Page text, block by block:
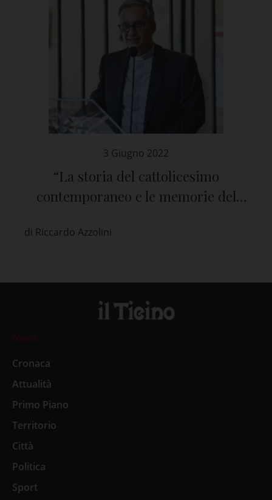
3 Giugno 2022
“La storia del cattolicesimo
contemporaneo e le memorie del
di Riccardo Azzolini
News
Cronaca
Attualità
Primo Piano
Territorio
Città
Politica
Sport